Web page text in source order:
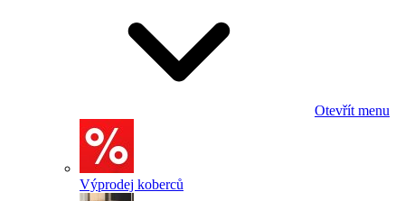
Otevřít menu
Výprodej koberců